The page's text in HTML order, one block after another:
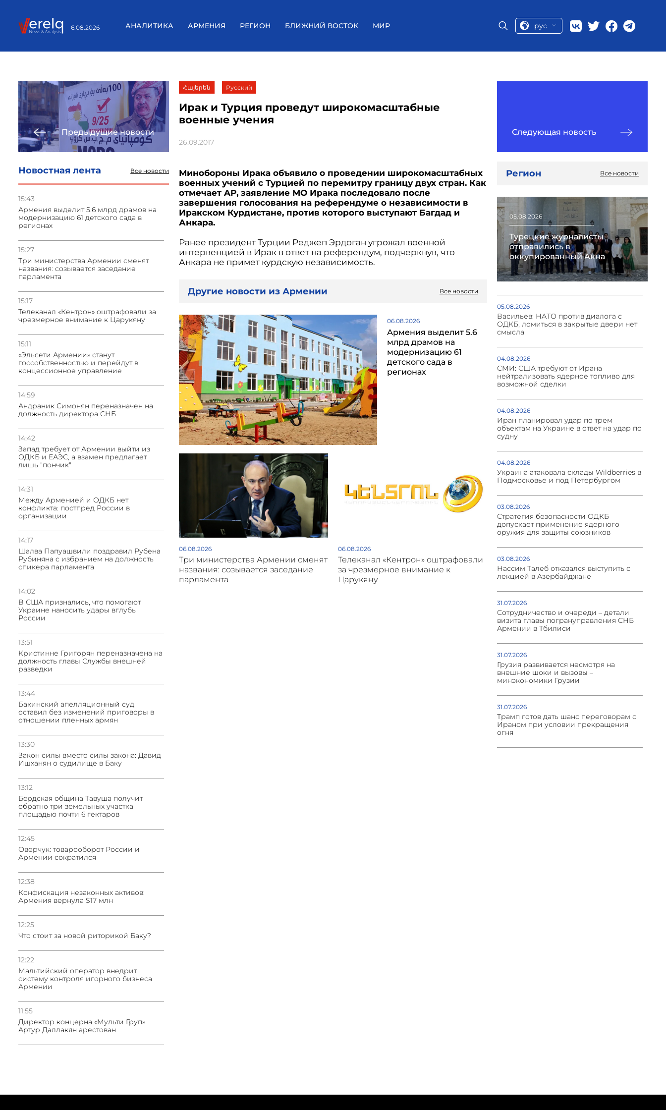
6.08.2026 АНАЛИТИКА АРМЕНИЯ РЕГИОН БЛИЖНИЙ ВОСТОК МИР рус
Предыдущие новости
Новостная лента Все новости
15:43
Армения выделит 5.6 млрд драмов на
модернизацию 61 детского сада в
регионах
15:27
Три министерства Армении сменят
названия: созывается заседание
парламента
15:17
Телеканал «Кентрон» оштрафовали за
чрезмерное внимание к Царукяну
15:11
«Эльсети Армении» станут
госсобственностью и перейдут в
концессионное управление
14:59
Андраник Симонян переназначен на
должность директора СНБ
14:42
Запад требует от Армении выйти из
ОДКБ и ЕАЭС, а взамен предлагает
лишь "пончик"
14:31
Между Арменией и ОДКБ нет
конфликта: постпред России в
организации
14:17
Шалва Папуашвили поздравил Рубена
Рубиняна с избранием на должность
спикера парламента
14:02
В США признались, что помогают
Украине наносить удары вглубь
России
13:51
Кристинне Григорян переназначена на
должность главы Службы внешней
разведки
13:44
Бакинский апелляционный суд
оставил без изменений приговоры в
отношении пленных армян
13:30
Закон силы вместо силы закона: Давид
Ишханян о судилище в Баку
13:12
Бeрдская община Тавуша получит
обратно три земельных участка
площадью почти 6 гектаров
12:45
Оверчук: товарооборот России и
Армении сократился
12:38
Конфискация незаконных активов:
Армения вернула $17 млн
12:25
Что стоит за новой риторикой Баку?
12:22
Мальтийский оператор внедрит
систему контроля игорного бизнеса
Армении
11:55
Директор концерна «Мульти Груп»
Артур Даллакян арестован
Հայերեն Русский
Ирак и Турция проведут широкомасштабные
военные учения
26.09.2017
Минобороны Ирака объявило о проведении широкомасштабных
военных учений с Турцией по перемитру границу двух стран. Как
отмечает AP, заявление МО Ирака последовало после
завершения голосования на референдуме о независимости в
Иракском Курдистане, против которого выступают Багдад и
Анкара.
Ранее президент Турции Реджеп Эрдоган угрожал военной
интервенцией в Ирак в ответ на референдум, подчеркнув, что
Анкара не примет курдскую независимость.
Другие новости из Армении Все новости
06.08.2026
Армения выделит 5.6
млрд драмов на
модернизацию 61
детского сада в
регионах
06.08.2026
Три министерства Армении сменят
названия: созывается заседание
парламента
06.08.2026
Телеканал «Кентрон» оштрафовали
за чрезмерное внимание к
Царукяну
Следующая новость
Регион Все новости
05.08.2026
Турецкие журналисты
отправились в
оккупированный Акна
05.08.2026
Васильев: НАТО против диалога с
ОДКБ, ломиться в закрытые двери нет
смысла
04.08.2026
СМИ: США требуют от Ирана
нейтрализовать ядерное топливо для
возможной сделки
04.08.2026
Иран планировал удар по трем
объектам на Украине в ответ на удар по
судну
04.08.2026
Украина атаковала склады Wildberries в
Подмосковье и под Петербургом
03.08.2026
Стратегия безопасности ОДКБ
допускает применение ядерного
оружия для защиты союзников
03.08.2026
Нассим Талеб отказался выступить с
лекцией в Азербайджане
31.07.2026
Сотрудничество и очереди – детали
визита главы погрануправления СНБ
Армении в Тбилиси
31.07.2026
Грузия развивается несмотря на
внешние шоки и вызовы –
минэкономики Грузии
31.07.2026
Трамп готов дать шанс переговорам с
Ираном при условии прекращения
огня